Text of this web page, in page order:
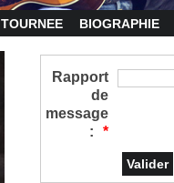
TOURNEE BIOGRAPHIE
Rapport
de
message
:
*